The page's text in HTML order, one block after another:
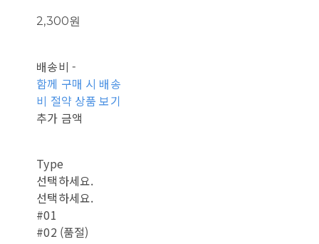
2,300원
배송비 -
함께 구매 시 배송
비 절약 상품 보기
추가 금액
Type
선택하세요.
선택하세요.
#01
#02 (품절)